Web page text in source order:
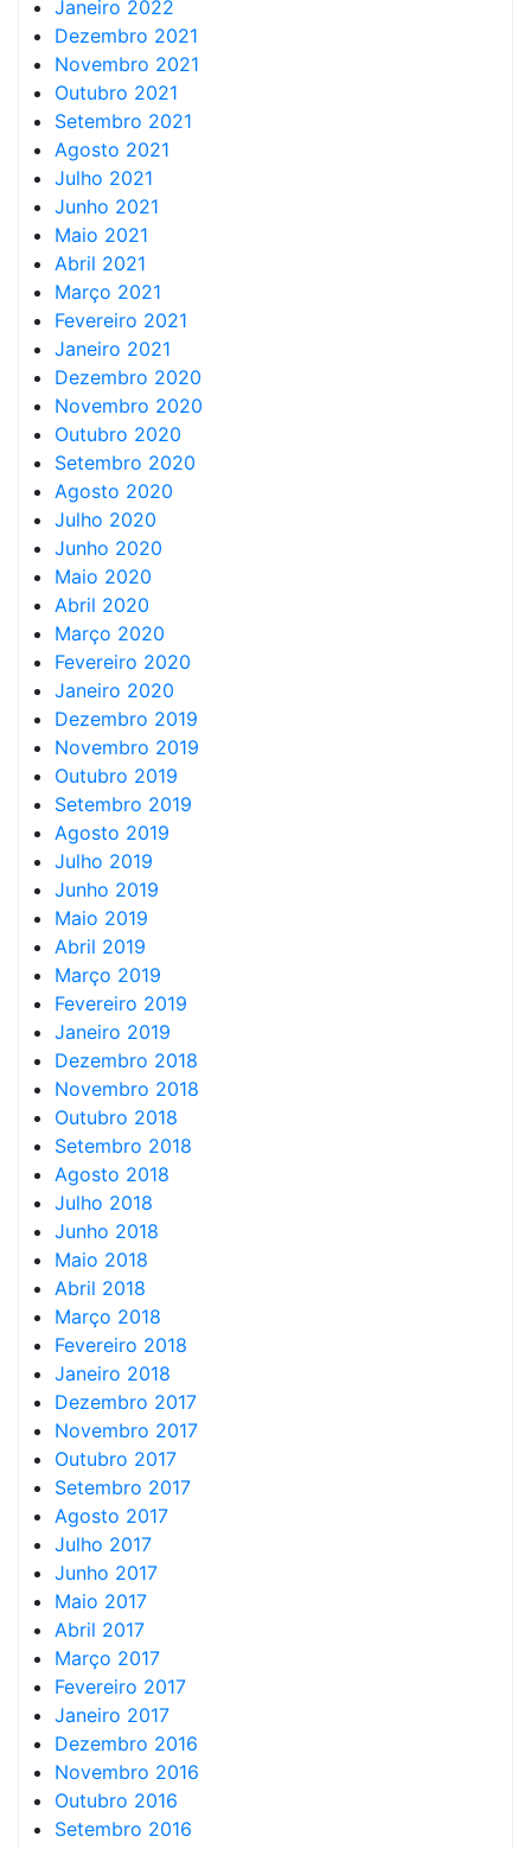
Janeiro 2022
Dezembro 2021
Novembro 2021
Outubro 2021
Setembro 2021
Agosto 2021
Julho 2021
Junho 2021
Maio 2021
Abril 2021
Março 2021
Fevereiro 2021
Janeiro 2021
Dezembro 2020
Novembro 2020
Outubro 2020
Setembro 2020
Agosto 2020
Julho 2020
Junho 2020
Maio 2020
Abril 2020
Março 2020
Fevereiro 2020
Janeiro 2020
Dezembro 2019
Novembro 2019
Outubro 2019
Setembro 2019
Agosto 2019
Julho 2019
Junho 2019
Maio 2019
Abril 2019
Março 2019
Fevereiro 2019
Janeiro 2019
Dezembro 2018
Novembro 2018
Outubro 2018
Setembro 2018
Agosto 2018
Julho 2018
Junho 2018
Maio 2018
Abril 2018
Março 2018
Fevereiro 2018
Janeiro 2018
Dezembro 2017
Novembro 2017
Outubro 2017
Setembro 2017
Agosto 2017
Julho 2017
Junho 2017
Maio 2017
Abril 2017
Março 2017
Fevereiro 2017
Janeiro 2017
Dezembro 2016
Novembro 2016
Outubro 2016
Setembro 2016